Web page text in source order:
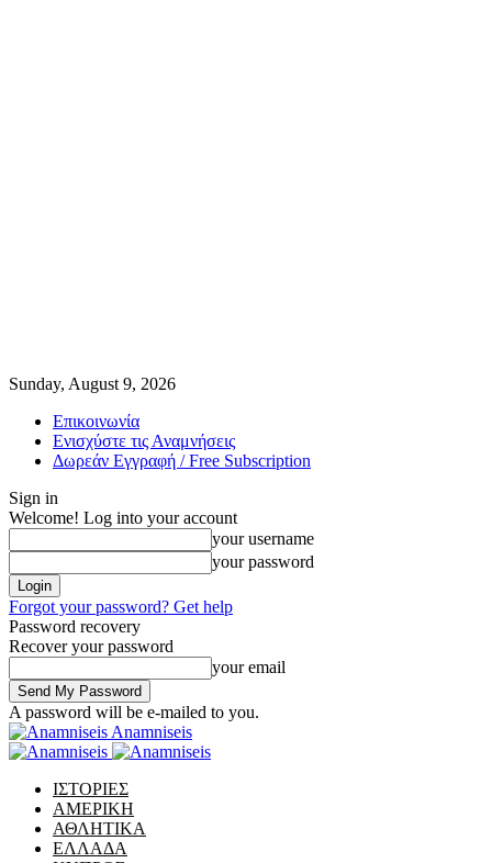
Sunday, August 9, 2026
Επικοινωνία
Ενισχύστε τις Αναμνήσεις
Δωρεάν Εγγραφή / Free Subscription
Sign in
Welcome! Log into your account
your username
your password
Forgot your password? Get help
Password recovery
Recover your password
your email
A password will be e-mailed to you.
Anamniseis
ΙΣΤΟΡΙΕΣ
ΑΜΕΡΙΚΗ
ΑΘΛΗΤΙΚΑ
ΕΛΛΑΔΑ